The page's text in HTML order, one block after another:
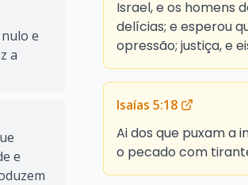
e
a
e
Israel, e os homens
delícias; e esperou
opressão; justiça, e
Isaías 5:18
Ai dos que puxam a
o pecado com